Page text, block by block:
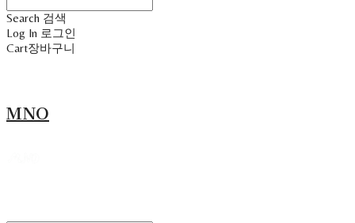
Search 검색
Log In 로그인
Cart장바구니
MNO